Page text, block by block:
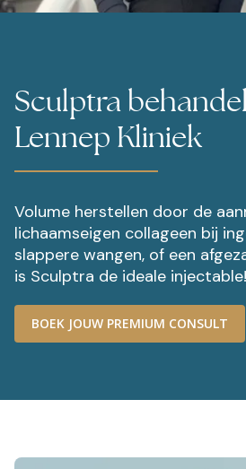
Sculptra
Lennep Kliniek
Volume herstellen door de
lichaamseigen collageen bij
slappere wangen, of een
is Sculptra de ideale injectable!
BOEK JOUW PREMIUM CONSULT